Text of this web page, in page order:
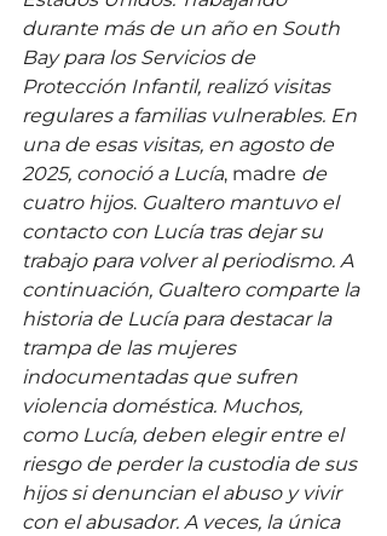
durante más de un año en South
Bay para los Servicios de
Protección Infantil, realizó visitas
regulares a familias vulnerables. En
una de esas visitas, en agosto de
2025, conoció a Lucía, madre de
cuatro hijos. Gualtero mantuvo el
contacto con Lucía tras dejar su
trabajo para volver al periodismo. A
continuación, Gualtero comparte la
historia de Lucía para destacar la
trampa de las mujeres
indocumentadas que sufren
violencia doméstica. Muchos,
como Lucía, deben elegir entre el
riesgo de perder la custodia de sus
hijos si denuncian el abuso y vivir
con el abusador. A veces, la única